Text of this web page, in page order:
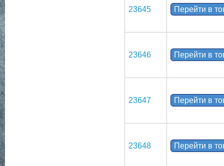
23645 Перейти в
23646 Перейти в
23647 Перейти в
23648 Перейти в